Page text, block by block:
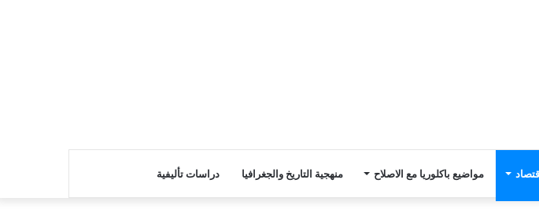
مواضيع باكلوريا مع الاصلاح منهجية التاريخ والجغرافيا دراسات تأليفية